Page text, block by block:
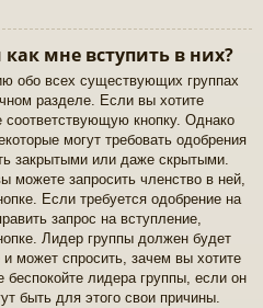
мне вступить в них?
обо всех существующих группах
разделе. Если вы хотите
соответствующую кнопку. Однако
могут требовать одобрения
закрытыми или даже скрытыми.
можете запросить членство в ней,
Если требуется одобрение на
запрос на вступление,
Лидер группы должен будет
может спросить, зачем вы хотите
лидера группы, если он
быть для этого свои причины.